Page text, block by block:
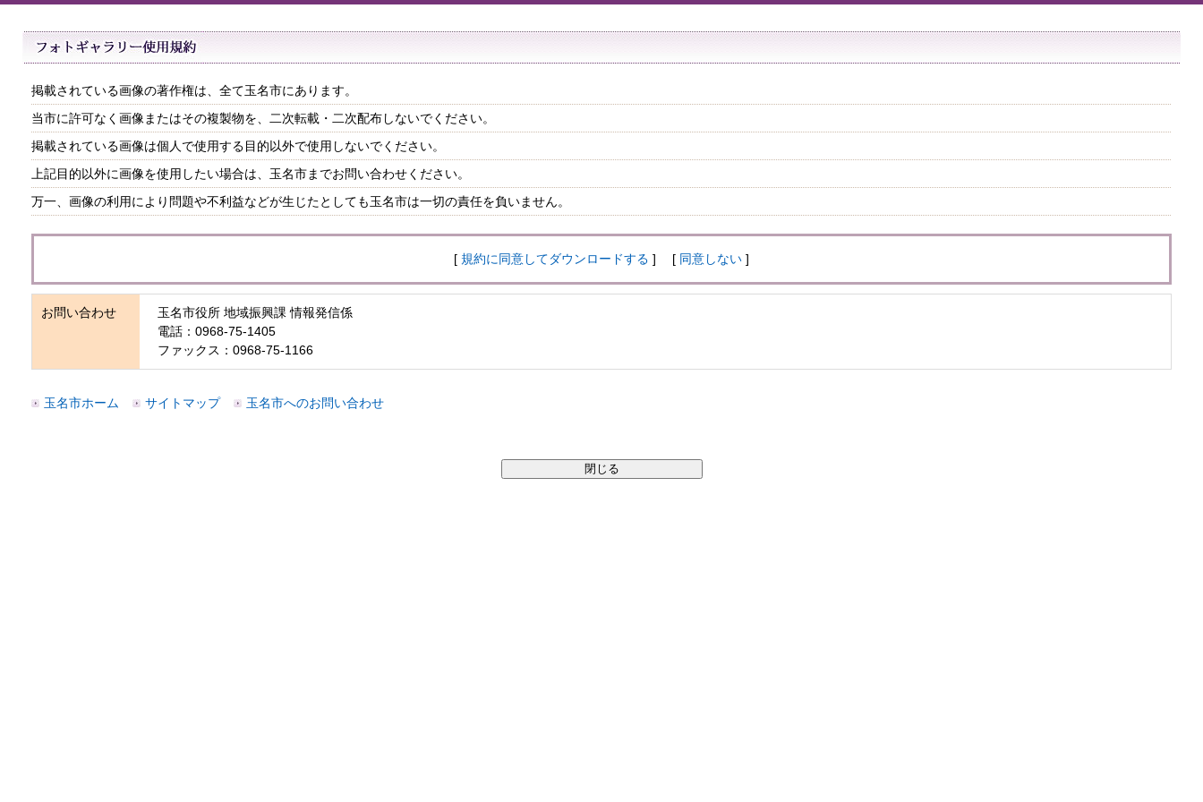
掲載されている画像の著作権は、全て玉名市にあります。
当市に許可なく画像またはその複製物を、二次転載・二次配布しないでください。
掲載されている画像は個人で使用する目的以外で使用しないでください。
上記目的以外に画像を使用したい場合は、玉名市までお問い合わせください。
万一、画像の利用により問題や不利益などが生じたとしても玉名市は一切の責任を負いません。
[ 規約に同意してダウンロードする ] [ 同意しない ]
お問い合わせ
玉名市役所 地域振興課 情報発信係
電話：0968-75-1405
ファックス：0968-75-1166
玉名市ホーム サイトマップ 玉名市へのお問い合わせ